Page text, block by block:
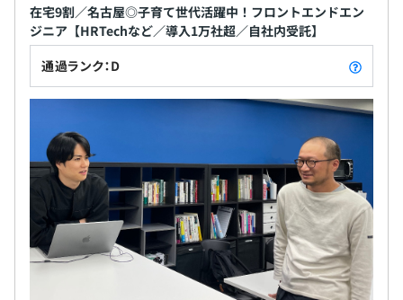
在宅9割／名古屋◎子育て世代活躍中！フロントエンドエン
ジニア【HRTechなど／導入1万社超／自社内受託】
通過ランク：D